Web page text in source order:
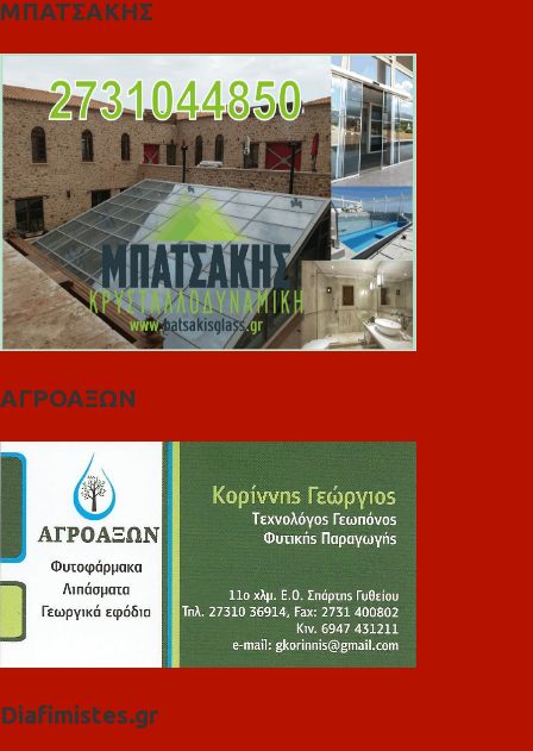
ΜΠΑΤΣΑΚΗΣ
ΑΓΡΟΑΞΩΝ
Diafimistes.gr